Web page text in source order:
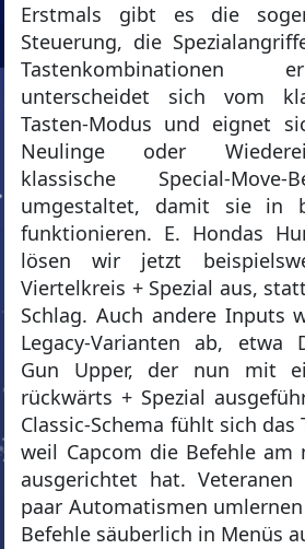
Erstmals gibt es die
Steuerung, die
Tastenkombinationen
unterscheidet sich vom
Tasten-Modus und eignet
Neulinge oder
klassische Special-
umgestaltet, damit sie in
funktionieren. E. Hondas
lösen wir jetzt
Viertelkreis + Spezial aus,
Schlag. Auch andere Inputs
Legacy-Varianten ab, etwa
Gun Upper, der nun mit
rückwärts + Spezial
Classic-Schema fühlt sich
weil Capcom die Befehle am
ausgerichtet hat.
paar Automatismen
Befehle säuberlich in Menüs